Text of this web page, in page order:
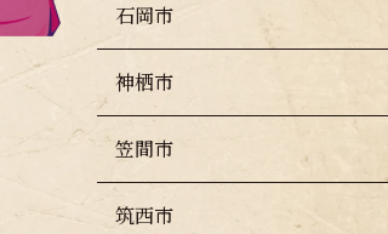
石岡市
神栖市
笠間市
筑西市